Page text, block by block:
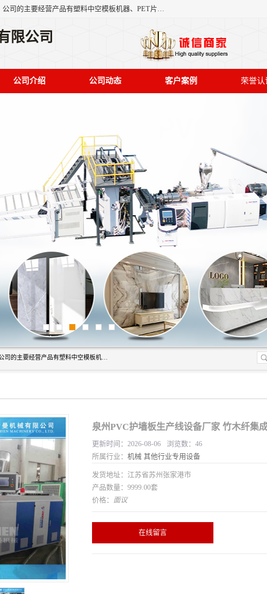
艾斯曼(张家港)技术工程设备有限公司是一家以新型建材生产设备生产制造，公司的主要经营产品有塑料中空模板机器、PET片材设备、可降解餐盒设备、树脂瓦设备、管材生产线、琉璃瓦设备等，艾斯曼机械在国内及国外享有较高盛誉拥有众多长期合作的老客户。
限公司
公司介绍 公司动态 客户案例 荣誉认
艾斯曼(张家港)技术工程设备有限公司是一家以新型建材生产设备生产制造，公司的主要经营产品有塑料中空模板机器、PET片材设备、可降解餐盒设备、树脂瓦设备、管材生产线、琉璃瓦设备等，艾斯曼机械在国内及国外享有较高盛誉拥有众多长期合作的老客户。
泉州PVC护墙板生产线设备厂家 竹木纤集
更新时间：2026-08-06 浏览数：46
所属行业： 机械 其他行业专用设备
发货地址：江苏省苏州张家港市
产品数量：9999.00套
价格： 面议
在线留言